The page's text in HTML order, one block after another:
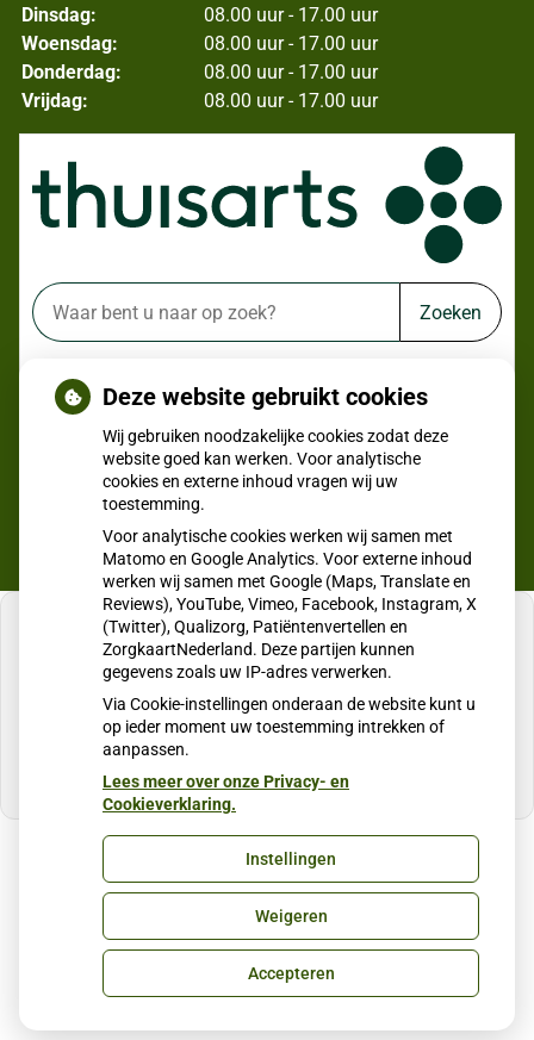
Dinsdag:
08.00 uur - 17.00 uur
Woensdag:
08.00 uur - 17.00 uur
Donderdag:
08.00 uur - 17.00 uur
Vrijdag:
08.00 uur - 17.00 uur
Zoeken
Betrouwbare informatie over ziekte en gezondheid
U heeft geen toestemming gegeven voor
externe inhoud die nodig is om dit te zien.
Cookie-instellingen wijzigen
Uw Zorg Online
Cookie-instellingen
Deze website gebruikt cookies
Wij gebruiken noodzakelijke cookies zodat deze
website goed kan werken. Voor analytische
cookies en externe inhoud vragen wij uw
toestemming.
Voor analytische cookies werken wij samen met
Matomo en Google Analytics. Voor externe inhoud
werken wij samen met Google (Maps, Translate en
Reviews), YouTube, Vimeo, Facebook, Instagram, X
(Twitter), Qualizorg, Patiëntenvertellen en
ZorgkaartNederland. Deze partijen kunnen
gegevens zoals uw IP-adres verwerken.
Via Cookie-instellingen onderaan de website kunt u
op ieder moment uw toestemming intrekken of
aanpassen.
Lees meer over onze Privacy- en
Cookieverklaring.
Instellingen
Weigeren
Accepteren